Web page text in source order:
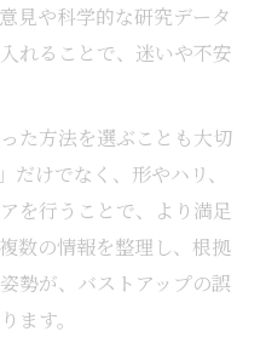
見や科学的な研究データ
れることで、迷いや不安
た方法を選ぶことも大切
けでなく、形やハリ、
を行うことで、より満足
数の情報を整理し、根拠
勢が、バストアップの誤
ます。